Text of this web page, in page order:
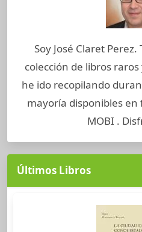
Soy José Claret
colección de libros
he ido recopilando
mayoría disponibles en
MOBI .
Últimos Libros